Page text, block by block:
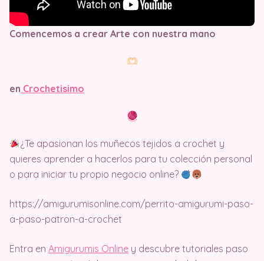
Comencemos a crear Arte con nuestra mano
en Crochetisimo
¿Te apasionan los muñecos tejidos a crochet y
quieres aprender a hacerlos para tu colección personal
o para iniciar tu propio negocio online?
https://amigurumisonline.com/perrito-amigurumi-paso-
a-paso-patron-a-crochet
Entra en Amigurumis Online y descubre tutoriales paso